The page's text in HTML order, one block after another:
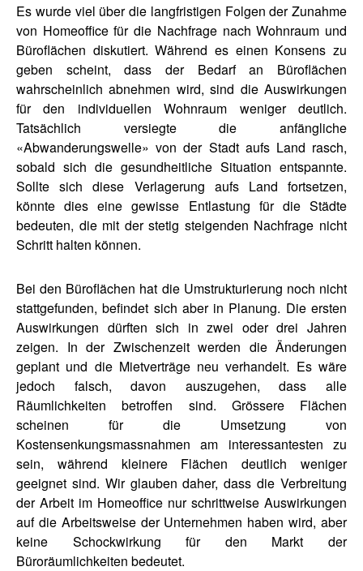
Es wurde viel über die langfristigen Folgen der Zunahme
von Homeoffice für die Nachfrage nach Wohnraum und
Büroflächen diskutiert. Während es einen Konsens zu
geben scheint, dass der Bedarf an Büroflächen
wahrscheinlich abnehmen wird, sind die Auswirkungen
für den individuellen Wohnraum weniger deutlich.
Tatsächlich versiegte die anfängliche
«Abwanderungswelle» von der Stadt aufs Land rasch,
sobald sich die gesundheitliche Situation entspannte.
Sollte sich diese Verlagerung aufs Land fortsetzen,
könnte dies eine gewisse Entlastung für die Städte
bedeuten, die mit der stetig steigenden Nachfrage nicht
Schritt halten können.
Bei den Büroflächen hat die Umstrukturierung noch nicht
stattgefunden, befindet sich aber in Planung. Die ersten
Auswirkungen dürften sich in zwei oder drei Jahren
zeigen. In der Zwischenzeit werden die Änderungen
geplant und die Mietverträge neu verhandelt. Es wäre
jedoch falsch, davon auszugehen, dass alle
Räumlichkeiten betroffen sind. Grössere Flächen
scheinen für die Umsetzung von
Kostensenkungsmassnahmen am interessantesten zu
sein, während kleinere Flächen deutlich weniger
geeignet sind. Wir glauben daher, dass die Verbreitung
der Arbeit im Homeoffice nur schrittweise Auswirkungen
auf die Arbeitsweise der Unternehmen haben wird, aber
keine Schockwirkung für den Markt der
Büroräumlichkeiten bedeutet.